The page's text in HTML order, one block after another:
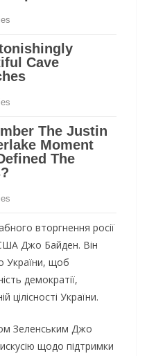
вторгнення росії
Джо Байден. Він
України, щоб
демократії,
цілісності України.
Зеленським Джо
щодо підтримки